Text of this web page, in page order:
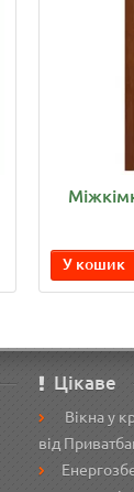
У кошик
Цікаве
Вікна у
від